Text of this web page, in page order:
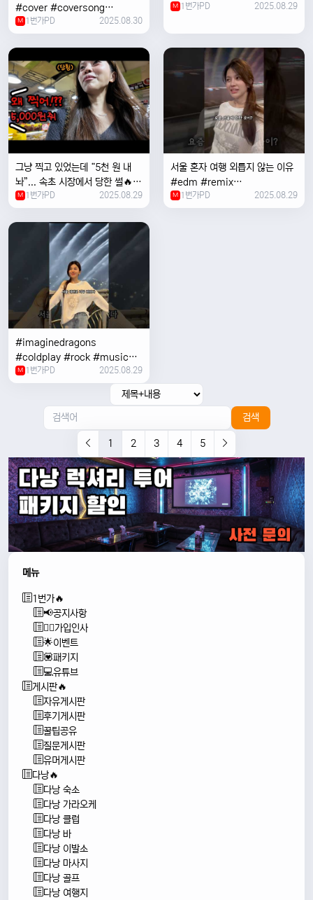
#cover #coversong
#singer #서울 #노을 #한국 #
한강
M 1번가PD 2025.08.30
M 1번가PD 2025.08.29
그냥 찍고 있었는데 “5천 원 내
놔”... 속초 시장에서 당한 썰🔥
M 1번가PD 2025.08.29
서울 혼자 여행 외릅지 않는 이유
#edm #remix
#electronicmusic #singer
#newmusic #music #여행
M 1번가PD 2025.08.29
#imaginedragons
#coldplay #rock #music
#concert
M 1번가PD 2025.08.29
검색
1 2 3 4 5
메뉴
1번가🔥
📢공지사항
🙇‍♂️가입인사
🌟이벤트
💟패키지
💻유튜브
게시판🔥
자유게시판
후기게시판
꿀팁공유
질문게시판
유머게시판
다낭🔥
다낭 숙소
다낭 가라오케
다낭 클럽
다낭 바
다낭 이발소
다낭 마사지
다낭 골프
다낭 여행지